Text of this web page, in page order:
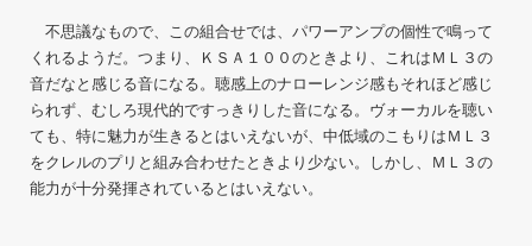
不思議なもので、この組合せでは、パワーアンプの個性で鳴って
くれるようだ。つまり、ＫＳＡ１００のときより、これはＭＬ３の
音だなと感じる音になる。聴感上のナローレンジ感もそれほど感じ
られず、むしろ現代的ですっきりした音になる。ヴォーカルを聴い
ても、特に魅力が生きるとはいえないが、中低域のこもりはＭＬ３
をクレルのプリと組み合わせたときより少ない。しかし、ＭＬ３の
能力が十分発揮されているとはいえない。